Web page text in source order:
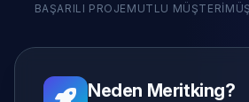
BAŞARILI PROJE MUTLU MÜŞTERI
Neden Meritking?